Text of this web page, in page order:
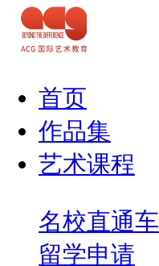
首页
作品集
艺术课程
名校直通车
留学申请